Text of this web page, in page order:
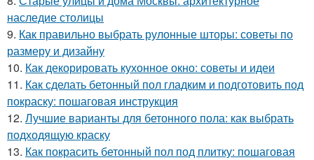
наследие столицы
9. Как правильно выбрать рулонные шторы: советы по
размеру и дизайну
10. Как декорировать кухонное окно: советы и идеи
11. Как сделать бетонный пол гладким и подготовить под
покраску: пошаговая инструкция
12. Лучшие варианты для бетонного пола: как выбрать
подходящую краску
13. Как покрасить бетонный пол под плитку: пошаговая